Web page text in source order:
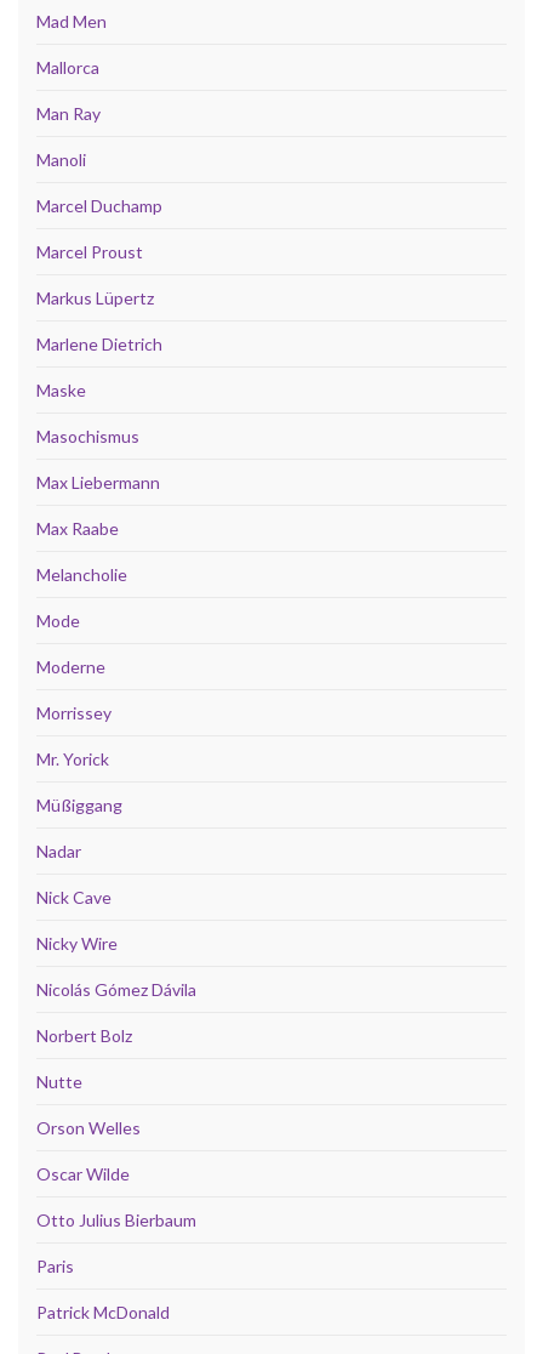
Mad Men
Mallorca
Man Ray
Manoli
Marcel Duchamp
Marcel Proust
Markus Lüpertz
Marlene Dietrich
Maske
Masochismus
Max Liebermann
Max Raabe
Melancholie
Mode
Moderne
Morrissey
Mr. Yorick
Müßiggang
Nadar
Nick Cave
Nicky Wire
Nicolás Gómez Dávila
Norbert Bolz
Nutte
Orson Welles
Oscar Wilde
Otto Julius Bierbaum
Paris
Patrick McDonald